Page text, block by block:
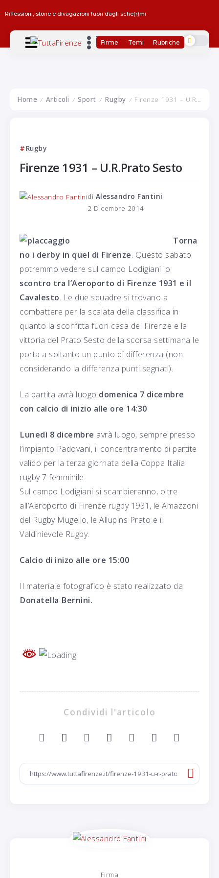
Riflessioni, storie e divagazioni fuori dagli sche(r)mi
Firme Temi Rubriche
Home / Articoli / Sport / Rugby / Firenze 1931 – U.R.Prato Sesto
Rugby
Firenze 1931 – U.R.Prato Sesto
di Alessandro Fantini
2 Dicembre 2014
Torna
no i derby in quel di Firenze. Questo sabato
potremmo vedere sul campo Lodigiani lo
scontro tra l’Aeroporto di Firenze 1931 e il
Cavalesto. Le due squadre si trovano a
combattere per la scalata della classifica in
quanto la sconfitta fuori casa del Firenze e la
vittoria del Prato Sesto della scorsa settimana le
porta a soltanto un punto di differenza (non
considerando la differenza punti segnati).
La partita avrà luogo domenica 7 dicembre
con calcio di inizio alle ore 14:30
Lunedì 8 dicembre avrà luogo, sempre presso
l’impianto Padovani, il concentramento di partite
valido per la terza giornata della Coppa Italia
rugby 7 femminile.
Sul campo Lodigiani si scambieranno, oltre
all’Aeroporto di Firenze rugby 1931, le Amazzoni
del Rugby Mugello, le Allupins Prato e il
Valdinievole Rugby.
Calcio di inizo alle ore 15:00
Il materiale fotografico è stato realizzato da
Donatella Bernini.
Condividi l'articolo
Firma